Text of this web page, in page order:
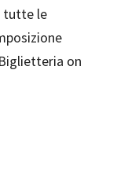
tutte le
on